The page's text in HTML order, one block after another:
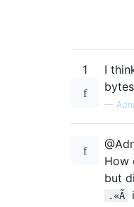
1 I
—
How
but
.«Ã